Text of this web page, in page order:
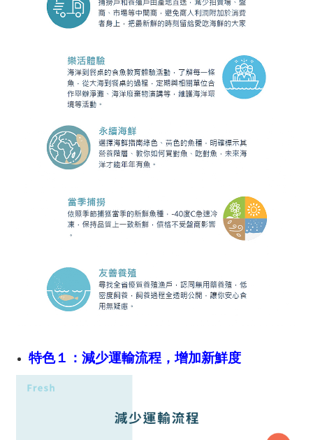
特色１：減少運輸流程，增加新鮮度